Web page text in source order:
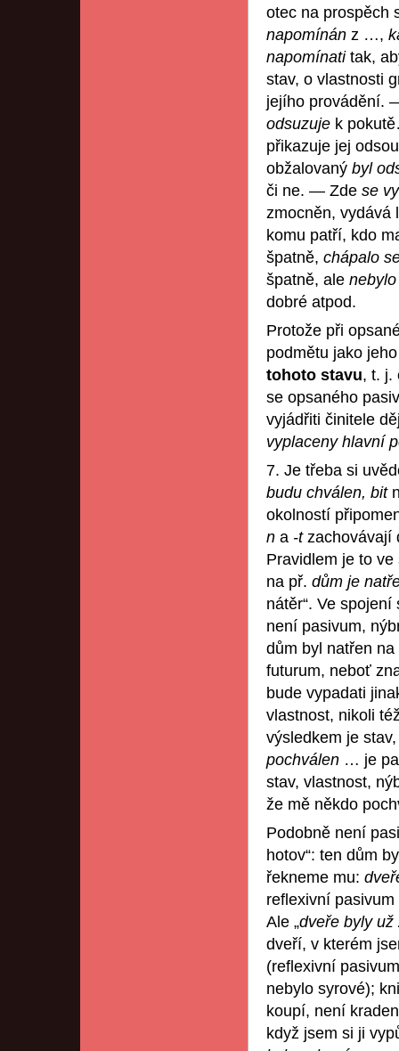
otec na prospěch
napomínán z …,
napomínatitak,
stav, o vlastnosti
jejího provádění.
odsuzuje k
přikazuje jej
obžalovaný byl
či ne. — Zde se
zmocněn, vydává
komu patří, kdo
špatně, chápalo
špatně, ale
dobré atpod.
Protože při
podmětu jako
tohoto stavu, t. j.
se opsaného
vyjádřiti činitele
vyplaceny hlavní
7. Je třeba si
budu chválen, bit
okolností
n a -tzachovávají
Pravidlem je to
na př. dům je
nátěr“. Ve
není pasivum,
dům byl natřen
futurum, neboť
bude vypadati
vlastnost, nikoli
výsledkem je
pochválen … je
stav, vlastnost,
že mě někdo
Podobně není
hotov“: ten dům
řekneme mu:
reflexivní
Ale „dveře byly už
dveří, v kterém
(reflexivní
nebylo syrové);
koupí, není
když jsem si ji